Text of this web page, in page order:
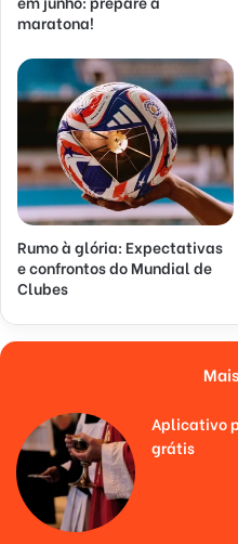
maratona!
Rumo à glória: Expectativas
e confrontos do Mundial de
Clubes
Aplicativo
grátis